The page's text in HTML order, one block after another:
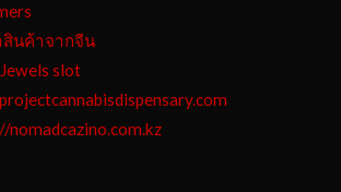
สินค้าจากจีน
slot
nomadcazino.com.kz